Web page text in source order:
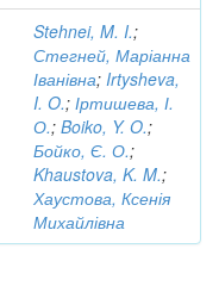
Stehnei, M. I.;
Стегней, Маріанна
Іванівна; Irtysheva,
I. O.; Іртишева, І.
О.; Boiko, Y. O.;
Бойко, Є. О.;
Khaustova, K. M.;
Хаустова, Ксенія
Михайлівна